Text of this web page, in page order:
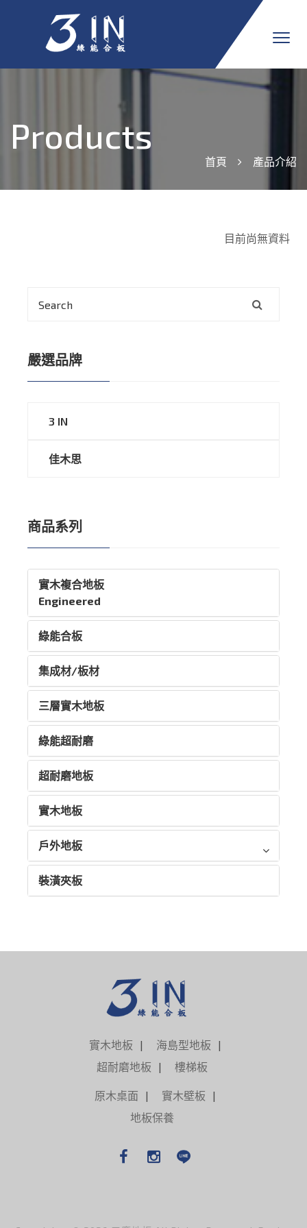
Products
首頁 產品介紹
目前尚無資料
嚴選品牌
3 IN
佳木思
商品系列
實木複合地板
Engineered
綠能合板
集成材/板材
三層實木地板
綠能超耐磨
超耐磨地板
實木地板
戶外地板
裝潢夾板
實木地板
海島型地板
超耐磨地板
樓梯板
原木桌面
實木壁板
地板保養